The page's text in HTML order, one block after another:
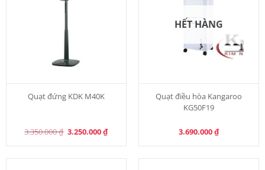
Quạt đứng KDK M40K
3.350.000₫ Original
3.250.000₫Current
HẾT HÀNG
Quạt điều hòa Kangaroo
KG50F19
3.690.000₫